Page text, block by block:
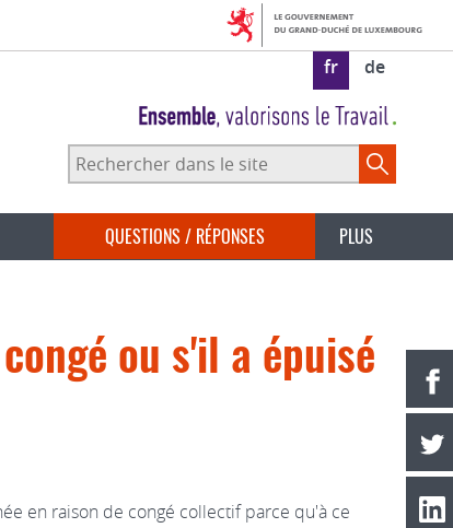
fr de
Rechercher
dans
QUESTIONS / RÉPONSES PLUS
ou s'il a épuisé
en raison de congé collectif parce qu'à ce